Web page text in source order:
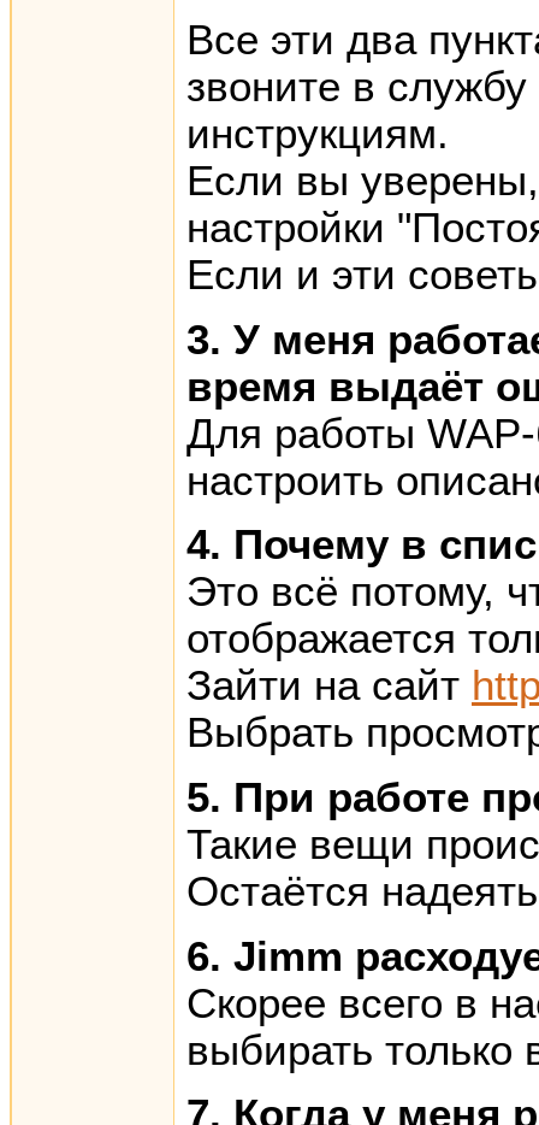
Все эти два
звоните в
инструкциям.
Если вы уверены,
настройки
Если и эти
3. У меня
время выдаёт
Для работы WAP-
настроить
4. Почему в
Это всё потому,
отображается
Зайти на сайт
Выбрать
5. При работе
Такие вещи
Остаётся
6. Jimm
Скорее всего в
выбирать только
7. Когда у меня